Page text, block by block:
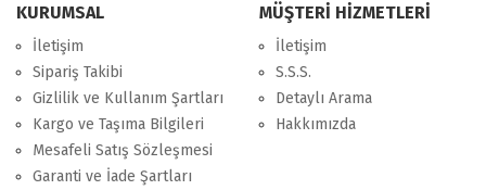
KURUMSAL
İletişim
Sipariş Takibi
Gizlilik ve Kullanım Şartları
Kargo ve Taşıma Bilgileri
Mesafeli Satış Sözleşmesi
Garanti ve İade Şartları
MÜŞTERİ HİZMETLERİ
İletişim
S.S.S.
Detaylı Arama
Hakkımızda